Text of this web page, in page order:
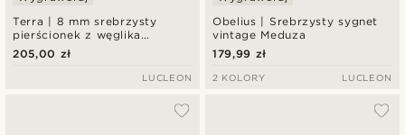
Terra | 8 mm srebrzysty
pierścionek z węglika
wolframu z niebieskim
rowkiem
205,00 zł
LUCLEON
Obelius | Srebrzysty sygnet
vintage Meduza
179,99 zł
2 KOLORY LUCLEON